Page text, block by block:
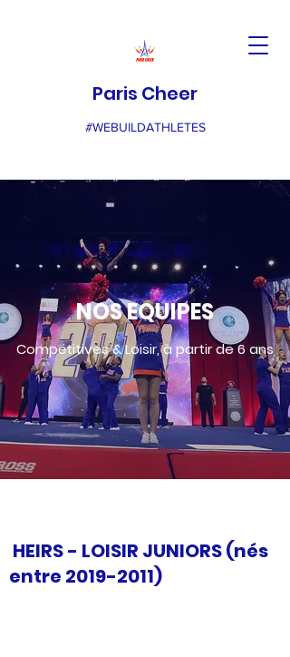
Paris Cheer
#WEBUILDATHLETES
NOS EQUIPES
Compétitives & Loisir, à partir de 6 ans
HEIRS - LOISIR JUNIORS (nés
entre 2019-2011)